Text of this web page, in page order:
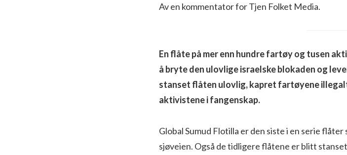
Av en kommentator for Tjen Folket Media.
En flåte på mer enn hundre fartøy og tusen
å bryte den ulovlige israelske blokaden og
stanset flåten ulovlig, kapret fartøyene
aktivistene i fangenskap.
Global Sumud Flotilla er den siste i en serie
sjøveien. Også de tidligere flåtene er blitt